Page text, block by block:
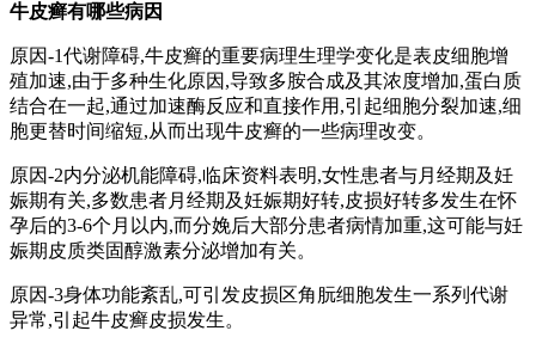
牛皮癣有哪些病因
原因-1代谢障碍,牛皮癣的重要病理生理学变化是表皮细胞增
殖加速,由于多种生化原因,导致多胺合成及其浓度增加,蛋白质
结合在一起,通过加速酶反应和直接作用,引起细胞分裂加速,细
胞更替时间缩短,从而出现牛皮癣的一些病理改变。
原因-2内分泌机能障碍,临床资料表明,女性患者与月经期及妊
娠期有关,多数患者月经期及妊娠期好转,皮损好转多发生在怀
孕后的3-6个月以内,而分娩后大部分患者病情加重,这可能与妊
娠期皮质类固醇激素分泌增加有关。
原因-3身体功能紊乱,可引发皮损区角朊细胞发生一系列代谢
异常,引起牛皮癣皮损发生。